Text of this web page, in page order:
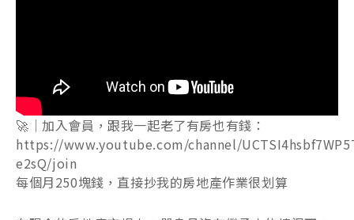
🚀｜加入會員，跟我一起老了有房也有錢：
https://www.youtube.com/channel/
e2sQ/join
每個月250塊錢，直接抄我的房地產作業很划算